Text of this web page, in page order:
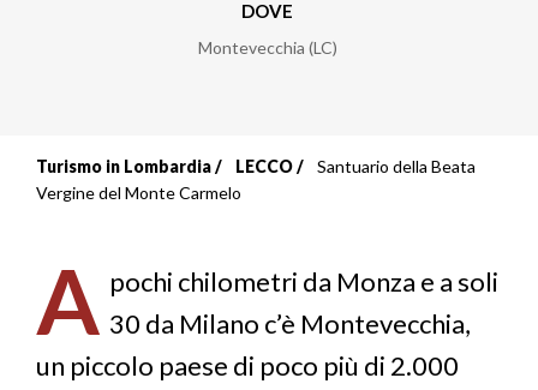
DOVE
Montevecchia (LC)
Briciole
pane
Turismo in Lombardia LECCO
Santuario della Beata
Vergine del Monte Carmelo
A pochi chilometri da Monza e a soli
30 da Milano c’è Montevecchia,
un piccolo paese di poco più di 2.000